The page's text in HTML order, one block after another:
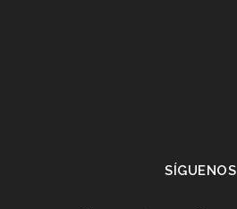
SÍGUENOS